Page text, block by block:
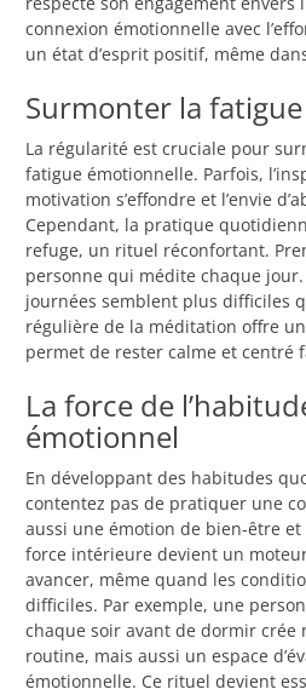
connexion émotionnelle avec
un état d’esprit positif, même
Surmonter la
La régularité est cruciale pour
fatigue émotionnelle. Parfois,
motivation s’effondre et l’envie
Cependant, la pratique
refuge, un rituel réconfortant.
personne qui médite chaque
journées semblent plus difficiles
régulière de la méditation offre
permet de rester calme et centré
La force de
émotionnel
En développant des habitudes
contentez pas de pratiquer une
aussi une émotion de bien-être
force intérieure devient un
avancer, même quand les
difficiles. Par exemple, une
chaque soir avant de dormir crée
routine, mais aussi un espace
émotionnelle. Ce rituel devient